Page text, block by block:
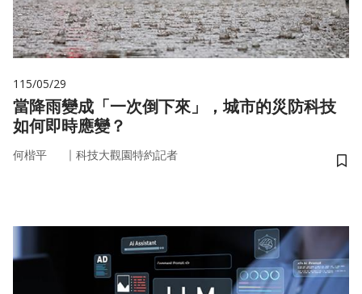
115/05/29
當降雨變成「一次倒下來」，城市的災防科技
如何即時應變？
何楷平 ｜ 科技大觀園特約記者
儲